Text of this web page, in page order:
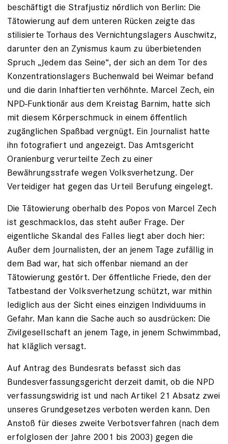
beschäftigt die Strafjustiz nördlich von Berlin: Die
Tätowierung auf dem unteren Rücken zeigte das
stilisierte Torhaus des Vernichtungslagers Auschwitz,
darunter den an Zynismus kaum zu überbietenden
Spruch ­„Jedem das Seine“, der sich an dem Tor des
Konzentrationslagers Buchenwald bei Weimar befand
und die darin Inhaftierten verhöhnte. Marcel Zech, ein
NPD-Funktionär aus dem Kreistag Barnim, hatte sich
mit diesem Körperschmuck in einem öffentlich
zugänglichen Spaßbad vergnügt. Ein Journalist hatte
ihn fotografiert und angezeigt. Das Amtsgericht
Oranienburg verurteilte Zech zu einer
Bewährungsstrafe wegen Volksver­hetzung. Der
Verteidiger hat gegen das Urteil Berufung eingelegt.
Die Tätowierung oberhalb des Popos von Marcel Zech
ist geschmacklos, das steht außer Frage. Der
eigentliche Skandal des Falles liegt aber doch hier:
Außer dem Journalisten, der an jenem Tage zufällig in
dem Bad war, hat sich offenbar niemand an der
Tätowierung gestört. Der öffentliche Friede, den der
Tatbestand der Volksverhetzung schützt, war mithin
lediglich aus der Sicht eines einzigen Individuums in
Gefahr. Man kann die Sache auch so ausdrücken: Die
Zivilgesellschaft an jenem Tage, in jenem Schwimmbad,
hat kläglich versagt.
Auf Antrag des Bundesrats befasst sich das
Bundesverfassungs­gericht derzeit damit, ob die NPD
verfassungswidrig ist und nach Artikel 21 Absatz zwei
unseres Grundgesetzes verboten werden kann. Den
Anstoß für dieses zweite Verbotsverfahren (nach dem
erfolglosen der Jahre 2001 bis 2003) gegen die